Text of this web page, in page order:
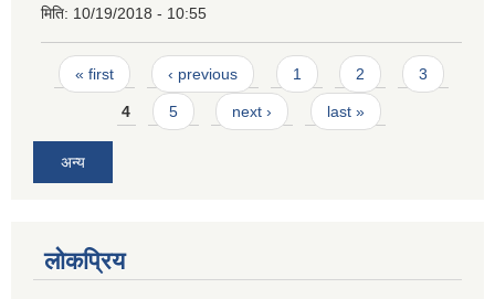
मिति: 10/19/2018 - 10:55
Pages
« first ‹ previous 1 2 3
4 5 next › last »
अन्य
लोकप्रिय